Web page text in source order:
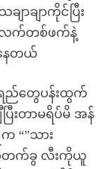
ာချာကိုင်ပြီး
လက်တစ်ဖက်နဲ့
ေတယ်
ည်တွေပန်းထွက်
းတာမရိပ်မိ အန်
“”သား
တက်ခွ လီးကိုယူ